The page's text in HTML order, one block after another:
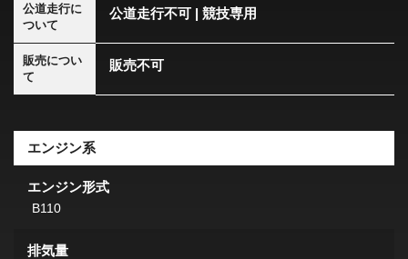
公道走行に
ついて
公道走行不可 | 競技専用
販売につい
て
販売不可
エンジン系
エンジン形式
B110
排気量